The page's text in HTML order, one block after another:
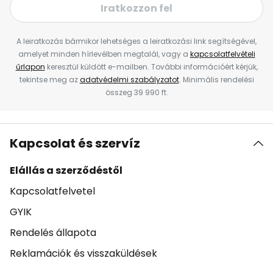
Iratkozzon fel
A leiratkozás bármikor lehetséges a leiratkozási link segítségével,
amelyet minden hírlevélben megtalál, vagy a kapcsolatfelvételi
űrlapon keresztül küldött e-mailben. További információért kérjük,
tekintse meg azadatvédelmi szabályzatot. Minimális rendelési
összeg 39 990 ft.
Kapcsolat és szervíz
Elállás a szerződéstől
Kapcsolatfelvetel
GYIK
Rendelés állapota
Reklamációk és visszaküldések